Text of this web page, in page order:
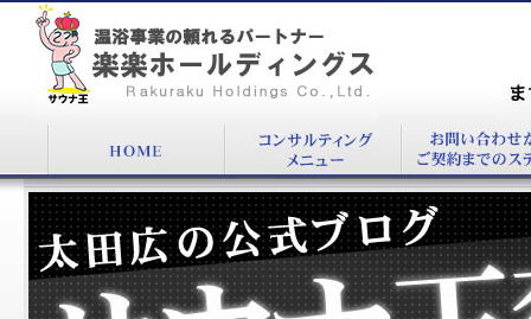
『』：温浴施設コンサルタント太田 広公式
BLOG
00
太田広の公式ブログ：サウナ王奮戦記！